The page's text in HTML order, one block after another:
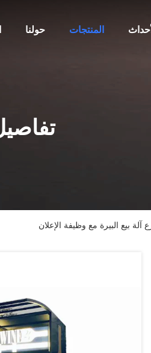
حولنا المنتجات
آلة بيع البيرة مع وظيفة الإعلان